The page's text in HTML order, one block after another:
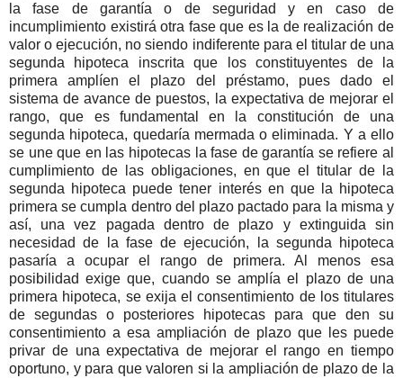
la fase de garantía o de seguridad y en caso de
incumplimiento existirá otra fase que es la de realización de
valor o ejecución, no siendo indiferente para el titular de una
segunda hipoteca inscrita que los constituyentes de la
primera amplíen el plazo del préstamo, pues dado el
sistema de avance de puestos, la expectativa de mejorar el
rango, que es fundamental en la constitución de una
segunda hipoteca, quedaría mermada o eliminada. Y a ello
se une que en las hipotecas la fase de garantía se refiere al
cumplimiento de las obligaciones, en que el titular de la
segunda hipoteca puede tener interés en que la hipoteca
primera se cumpla dentro del plazo pactado para la misma y
así, una vez pagada dentro de plazo y extinguida sin
necesidad de la fase de ejecución, la segunda hipoteca
pasaría a ocupar el rango de primera. Al menos esa
posibilidad exige que, cuando se amplía el plazo de una
primera hipoteca, se exija el consentimiento de los titulares
de segundas o posteriores hipotecas para que den su
consentimiento a esa ampliación de plazo que les puede
privar de una expectativa de mejorar el rango en tiempo
oportuno, y para que valoren si la ampliación de plazo de la